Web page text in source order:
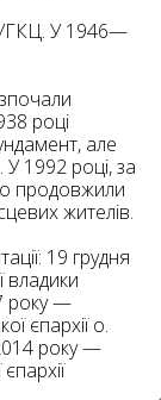
У 1946—
році
але
1992 році, за
продовжили
жителів.
19 грудня
владики
року —
єпархії о.
року —